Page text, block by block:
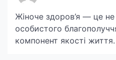
Жіноче здоров’я — це
особистого
компонент якості